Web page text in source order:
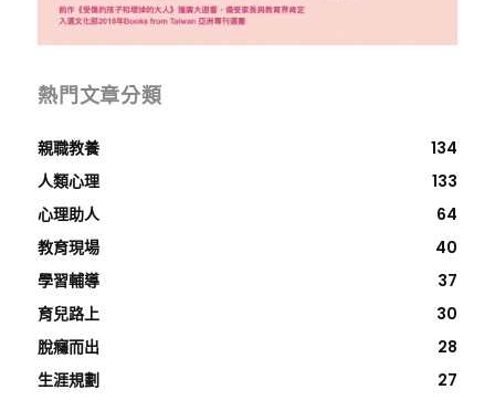
熱門文章分類
親職教養
134
人類心理
133
心理助人
64
教育現場
40
學習輔導
37
育兒路上
30
脫癮而出
28
生涯規劃
27